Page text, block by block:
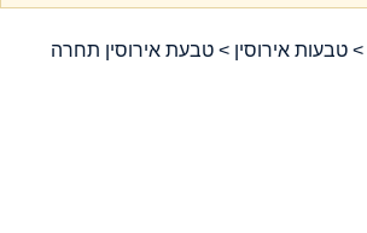
> טבעות אירוסין > טבעת אירוסין תחרה